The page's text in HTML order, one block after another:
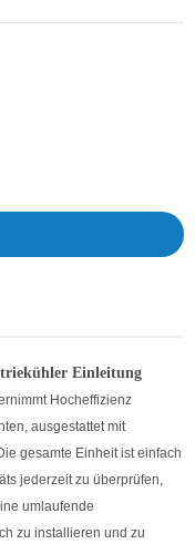
Einleitung
Hocheffizienz
ausgestattet mit
gesamte Einheit ist einfach
jederzeit zu überprüfen,
umlaufende
zu installieren und zu